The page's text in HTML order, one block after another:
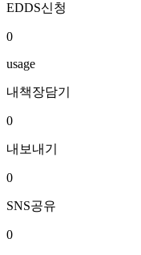
EDDS신청
0
usage
내책장담기
0
내보내기
0
SNS공유
0